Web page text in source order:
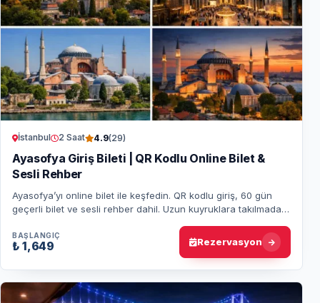
İstanbul 2 Saat 4.9(29)
Ayasofya Giriş Bileti | QR Kodlu Online Bilet &
Sesli Rehber
Ayasofya’yı online bilet ile keşfedin. QR kodlu giriş, 60 gün
geçerli bilet ve sesli rehber dahil. Uzun kuyruklara takılmadan
BAŞLANGIÇ
₺ 1,649 Rezervasyon